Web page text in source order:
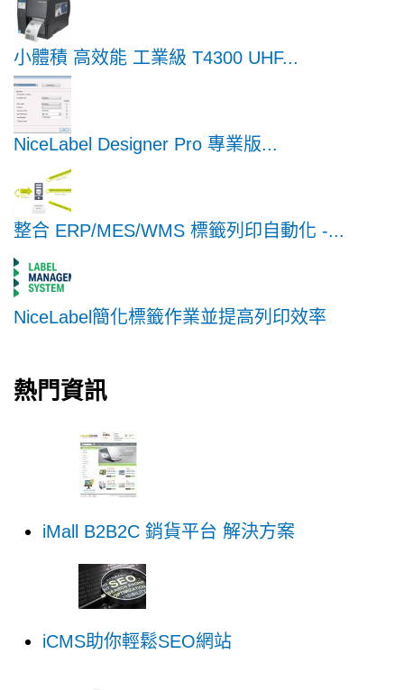
小體積 高效能 工業級 T4300 UHF...
NiceLabel Designer Pro 專業版...
整合 ERP/MES/WMS 標籤列印自動化 -...
NiceLabel簡化標籤作業並提高列印效率
熱門資訊
iMall B2B2C 銷貨平台 解決方案
iCMS助你輕鬆SEO網站